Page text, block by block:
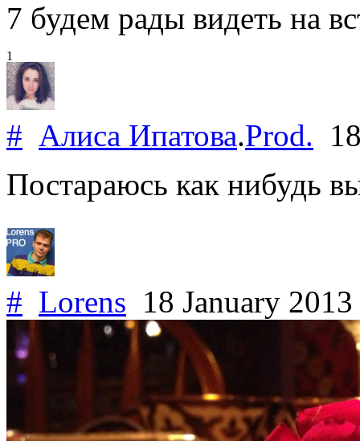
7 будем рады видеть на
1
# Алиса Ипатова.Prod.
Постараюсь как нибудь
# Lorens 18 January 2013